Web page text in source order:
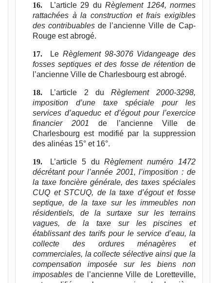
16. L’article 29 duRèglement 1264, normes
rattachées à la construction et frais exigibles
des contribuables de l’ancienne Ville de Cap-
Rouge est abrogé.
17. Le Règlement 98-3076 Vidangeage des
fosses septiques et des fosse de rétentionde
l’ancienne Ville de Charlesbourg est abrogé.
18. L’article 2 duRèglement 2000-3298,
imposition d’une taxe spéciale pour les
services d’aqueduc et d’égout pour l’exercice
financier 2001 de l’ancienne Ville de
Charlesbourg est modifié par la suppression
des alinéas 15° et 16°.
19. L’article 5 duRèglement numéro 1472
décrétant pour l’année 2001, l’imposition : de
la taxe foncière générale, des taxes spéciales
CUQ et STCUQ, de la taxe d’égout et fosse
septique, de la taxe sur les immeubles non
résidentiels, de la surtaxe sur les terrains
vagues, de la taxe sur les piscines et
établissant des tarifs pour le service d’eau, la
collecte des ordures ménagères et
commerciales, la collecte sélective ainsi que la
compensation imposée sur les biens non
imposables de l’ancienne Ville de Loretteville,